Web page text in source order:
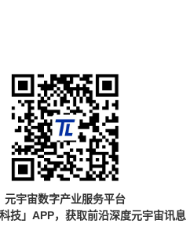
元宇宙数字产业服务平台
技」APP，获取前沿深度元宇宙讯息